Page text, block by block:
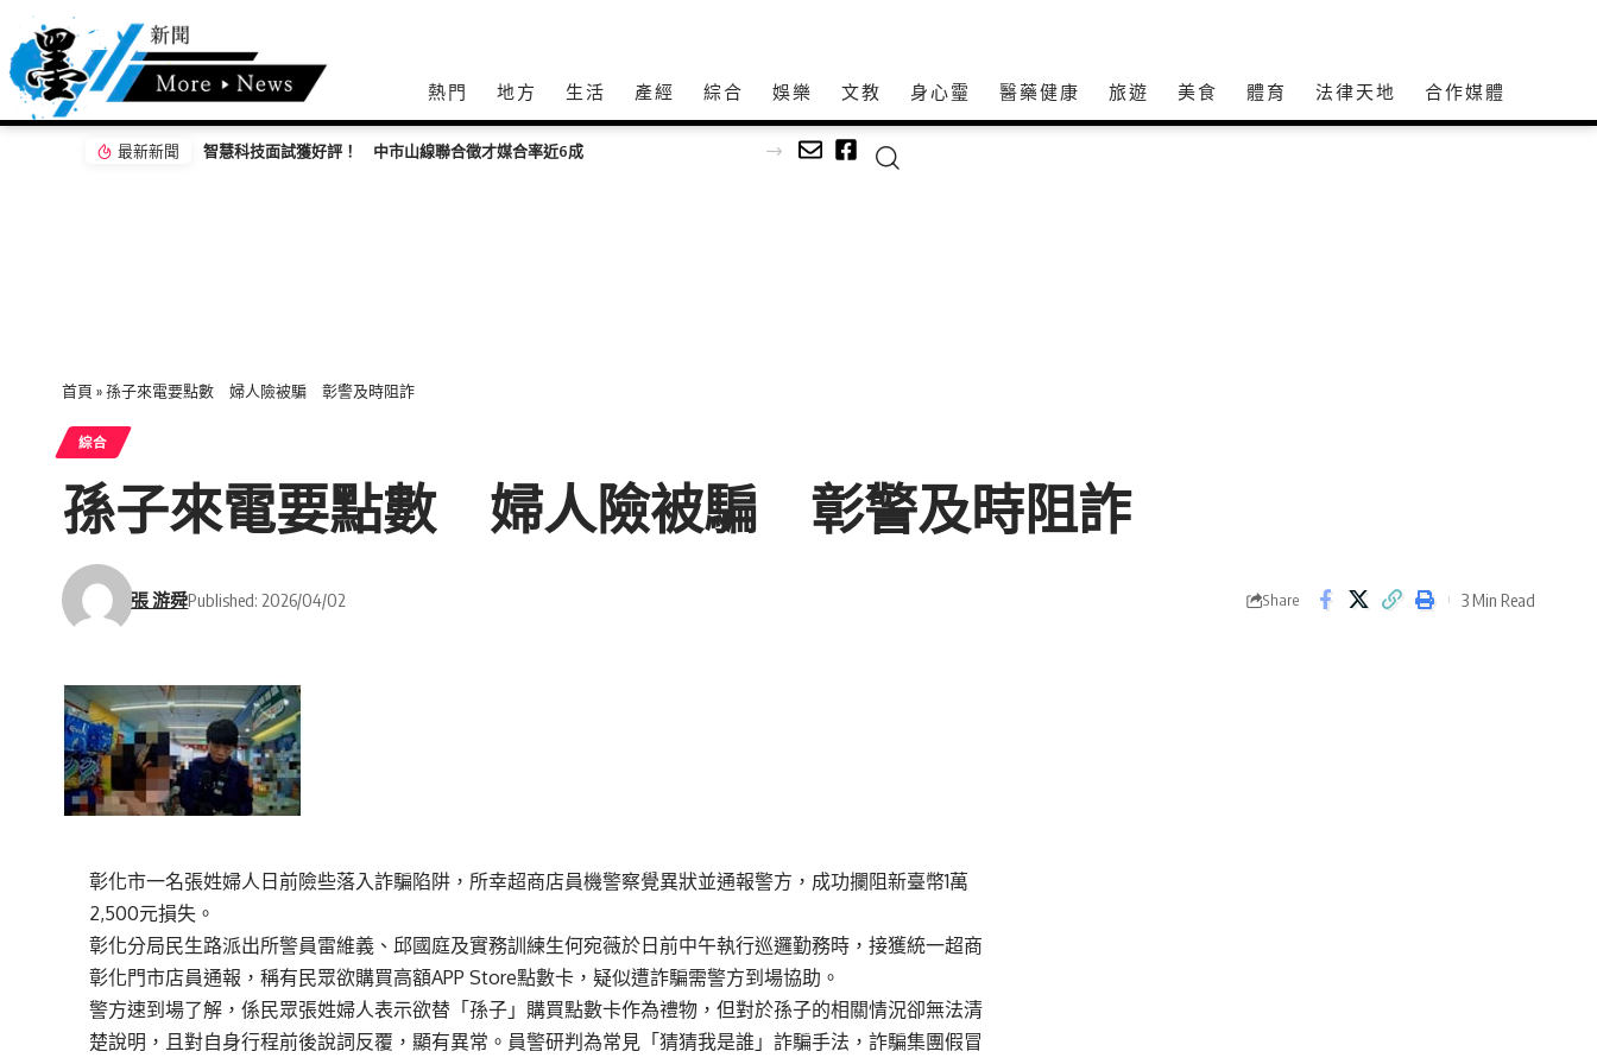
熱門 地方 生活 產經 綜合 娛樂 文教 身心𩆜 醫藥健康 旅遊 美食 體育 法律天地 合作媒體
最新新聞 智慧科技面試獲好評！ 中市山線聯合徵才媒合率近6成
首頁 »孫子來電要點數 婦人險被騙 彰警及時阻詐
綜合
孫子來電要點數 婦人險被騙 彰警及時阻詐
張 游舜Published: 2026/04/02 Share 3 Min Read
彰化市一名張姓婦人日前險些落入詐騙陷阱，所幸超商店員機警察覺異狀並通報警方，成功攔阻新臺幣1萬
2,500元損失。
彰化分局民生路派出所警員雷維義、邱國庭及實務訓練生何宛薇於日前中午執行巡邏勤務時，接獲統一超商
彰化門市店員通報，稱有民眾欲購買高額APP Store點數卡，疑似遭詐騙需警方到場協助。
警方速到場了解，係民眾張姓婦人表示欲替「孫子」購買點數卡作為禮物，但對於孫子的相關情況卻無法清
楚說明，且對自身行程前後說詞反覆，顯有異常。員警研判為常見「猜猜我是誰」詐騙手法，詐騙集團假冒